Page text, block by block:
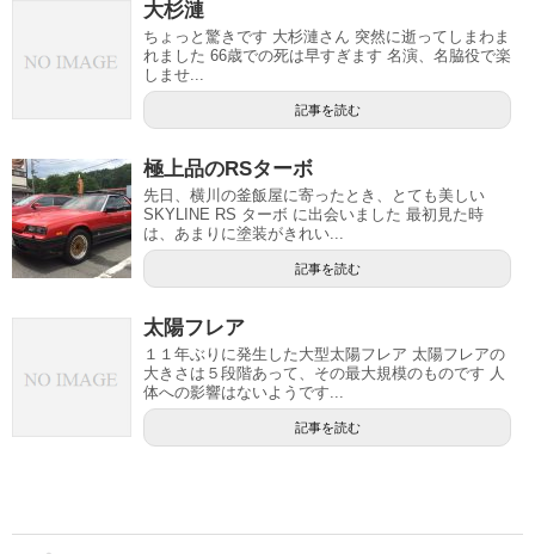
大杉漣
ちょっと驚きです 大杉漣さん 突然に逝ってしまわま
れました 66歳での死は早すぎます 名演、名脇役で楽
しませ...
記事を読む
極上品のRSターボ
先日、横川の釜飯屋に寄ったとき、とても美しい
SKYLINE RS ターボ に出会いました 最初見た時
は、あまりに塗装がきれい...
記事を読む
太陽フレア
１１年ぶりに発生した大型太陽フレア 太陽フレアの
大きさは５段階あって、その最大規模のものです 人
体への影響はないようです...
記事を読む